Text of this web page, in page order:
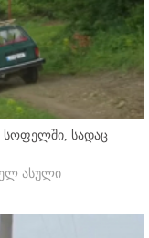
სოფელში, სადაც
ასული